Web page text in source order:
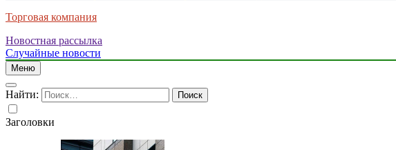
Торговая компания
Новостная рассылка
Случайные новости
Меню
Найти:
Заголовки